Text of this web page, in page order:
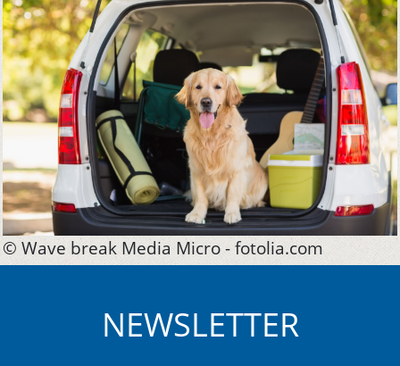
© Wave break Media Micro - fotolia.com
NEWSLETTER